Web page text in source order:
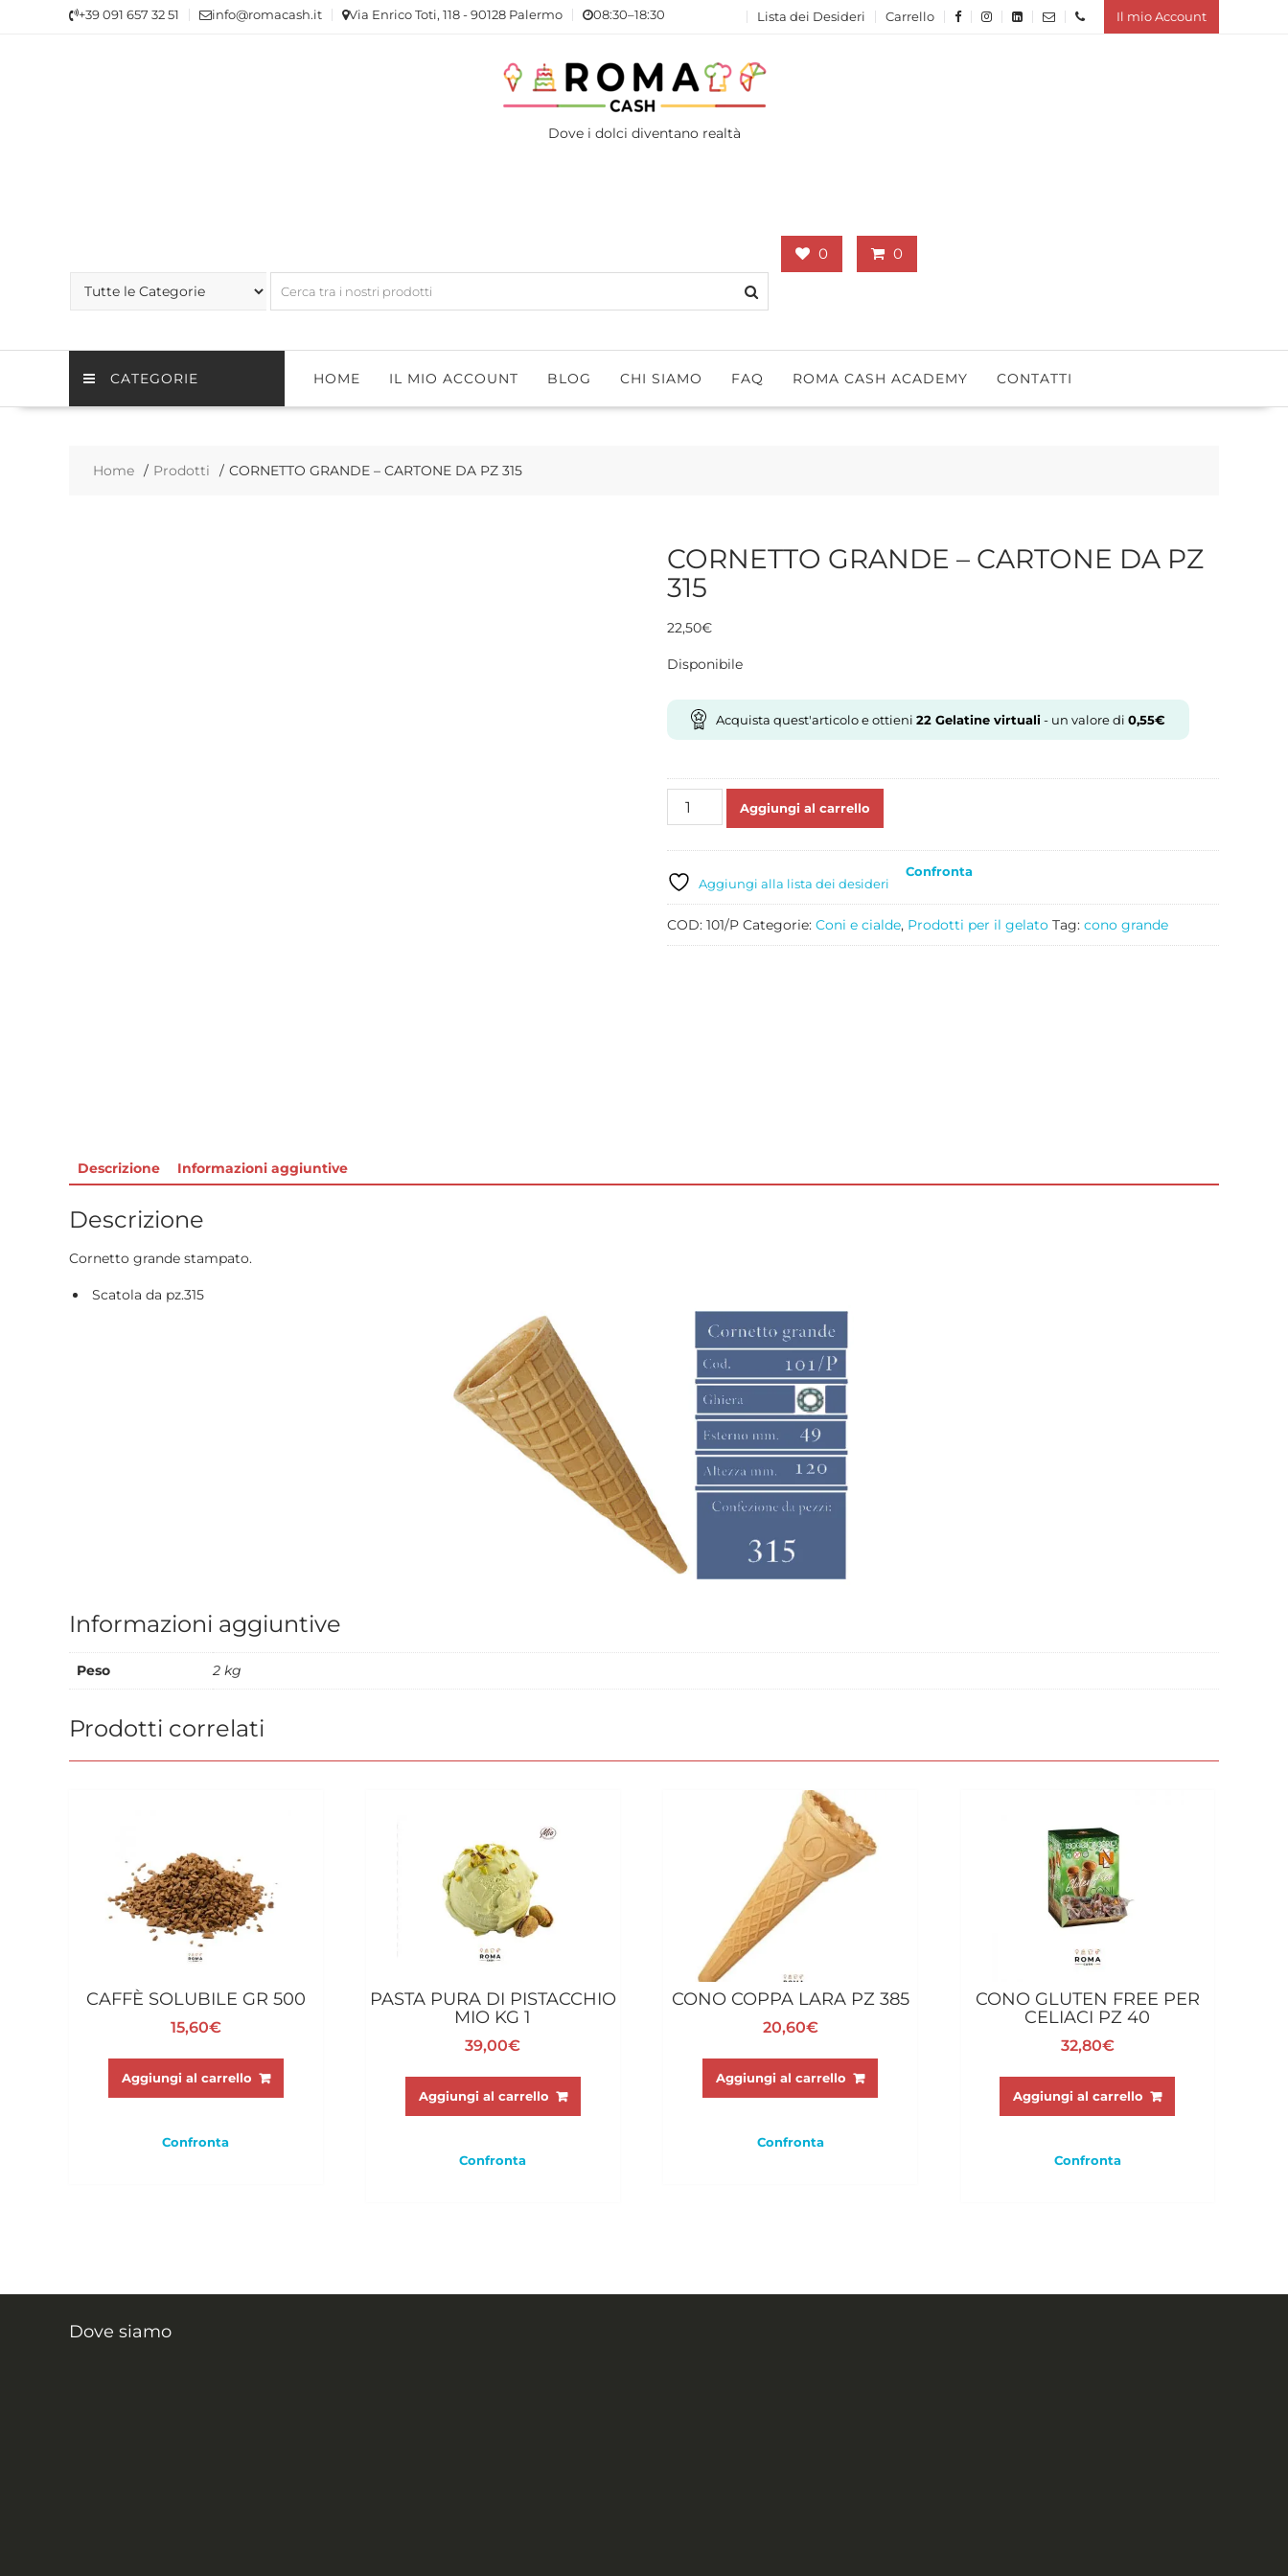
+39 091 657 32 51 info@romacash.it Via Enrico Toti, 118 - 90128 Palermo 08:30–18:30 Lista dei Desideri Carrello Il mio Account
Dove i dolci diventano realtà
0 0
CATEGORIE HOME IL MIO ACCOUNT BLOG CHI SIAMO FAQ ROMA CASH ACADEMY CONTATTI
Home Prodotti CORNETTO GRANDE – CARTONE DA PZ 315
CORNETTO GRANDE – CARTONE DA PZ
315
22,50€
Disponibile
Acquista quest'articolo e ottieni 22 Gelatine virtuali- un valore di 0,55€
CORNETTO
DA
PZ
315
quantità
Aggiungi al carrello
Aggiungi alla lista dei desideri
Confronta
COD: 101/P Categorie: Coni e cialde, Prodotti per il gelato Tag: cono grande
Descrizione Informazioni aggiuntive
Descrizione
Cornetto grande stampato.
Scatola da pz.315
Informazioni aggiuntive
Peso 2 kg
Prodotti correlati
CAFFÈ SOLUBILE GR 500
15,60€
Aggiungi al carrello
Confronta
PASTA PURA DI PISTACCHIO
MIO KG 1
39,00€
Aggiungi al carrello
Confronta
CONO COPPA LARA PZ 385
20,60€
Aggiungi al carrello
Confronta
CONO GLUTEN FREE PER
CELIACI PZ 40
32,80€
Aggiungi al carrello
Confronta
Dove siamo